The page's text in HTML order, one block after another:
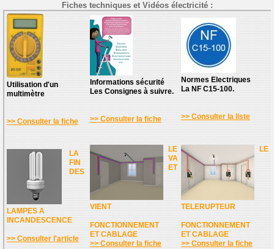
Fiches techniques et Vidéos électricité :
Utilisation d'un
multimètre
>> Consulter la fiche
Informations sécurité
Les Consignes à suivre.
>> Consulter la fiche
Normes Electriques
La NF C15-100.
>> Consulter la liste
LA
FIN
DES
LAMPES A
INCANDESCENCE
>> Consulter l'article
LE
VA
ET
VIENT
FONCTIONNEMENT
ET CABLAGE
>> Consulter la fiche
LE
TELERUPTEUR
FONCTIONNEMENT
ET CABLAGE
>> Consulter la fiche